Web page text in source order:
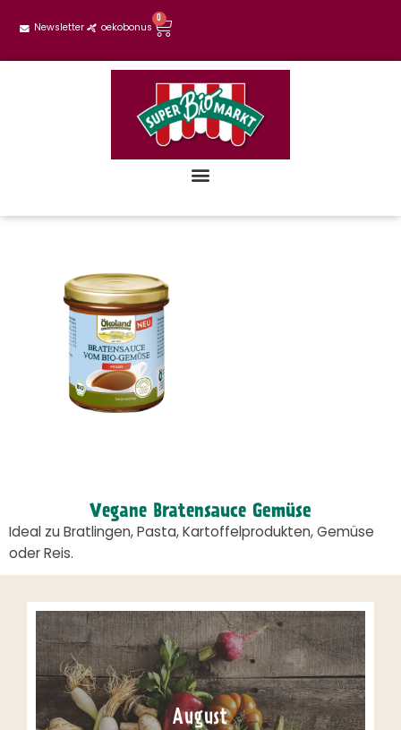
Newsletter oekobonus
0
Vegane Bratensauce Gemüse
Ideal zu Bratlingen, Pasta, Kartoffelprodukten, Gemüse
oder Reis.
August